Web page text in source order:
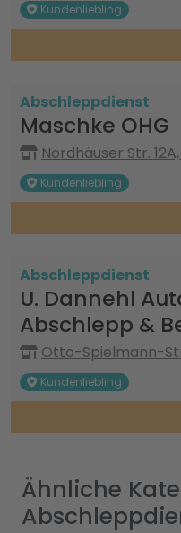
Kundenliebling
Abschleppdienst
Maschke OHG
Nordhäuser Str.
Kundenliebling
Abschleppdienst
U. Dannehl
Abschlepp &
Otto-Spielmann-
Kundenliebling
Ähnliche